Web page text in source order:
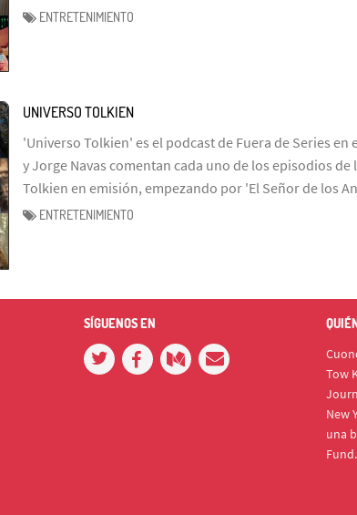
ENTRETENIMIENTO
UNIVERSO TOLKIEN
'Universo Tolkien' es el podcast de Fuera de Series en
y Jorge Navas comentan cada uno de los episodios de
Tolkien en emisión, empezando por 'El Señor de los
ENTRETENIMIENTO
SÍGUENOS EN
Tow
New
una
Fund.